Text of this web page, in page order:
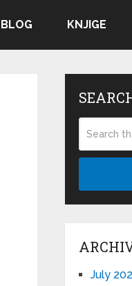
BLOG KNJIGE
July